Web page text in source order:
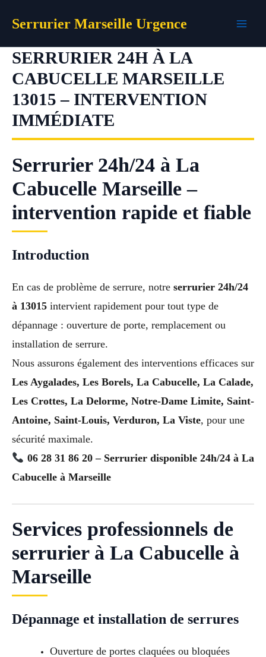
Serrurier Marseille Urgence
SERRURIER 24H À LA
CABUCELLE MARSEILLE
13015 – INTERVENTION
IMMÉDIATE
Serrurier 24h/24 à La
Cabucelle Marseille –
intervention rapide et fiable
Introduction
En cas de problème de serrure, notre serrurier 24h/24
à 13015 intervient rapidement pour tout type de
dépannage : ouverture de porte, remplacement ou
installation de serrure.
Nous assurons également des interventions efficaces sur
Les Aygalades, Les Borels, La Cabucelle, La Calade,
Les Crottes, La Delorme, Notre-Dame Limite, Saint-
Antoine, Saint-Louis, Verduron, La Viste, pour une
sécurité maximale.
06 28 31 86 20 – Serrurier disponible 24h/24 à La
Cabucelle à Marseille
Services professionnels de
serrurier à La Cabucelle à
Marseille
Dépannage et installation de serrures
Ouverture de portes claquées ou bloquées